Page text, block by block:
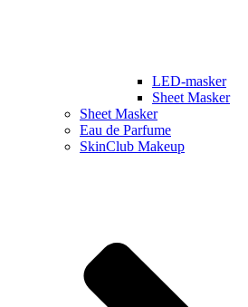
LED-masker
Sheet Masker
Sheet Masker
Eau de Parfume
SkinClub Makeup